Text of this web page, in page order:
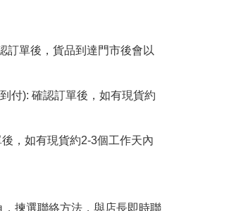
訂單後，貨品到達門市後會以
付): 確認訂單後，如有現貨約
，如有現貨約2-3個工作天內
揀選聯絡方法，與店長即時聯